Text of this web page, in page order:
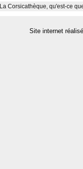
La Corsicathèque, qu'est-ce
Site internet